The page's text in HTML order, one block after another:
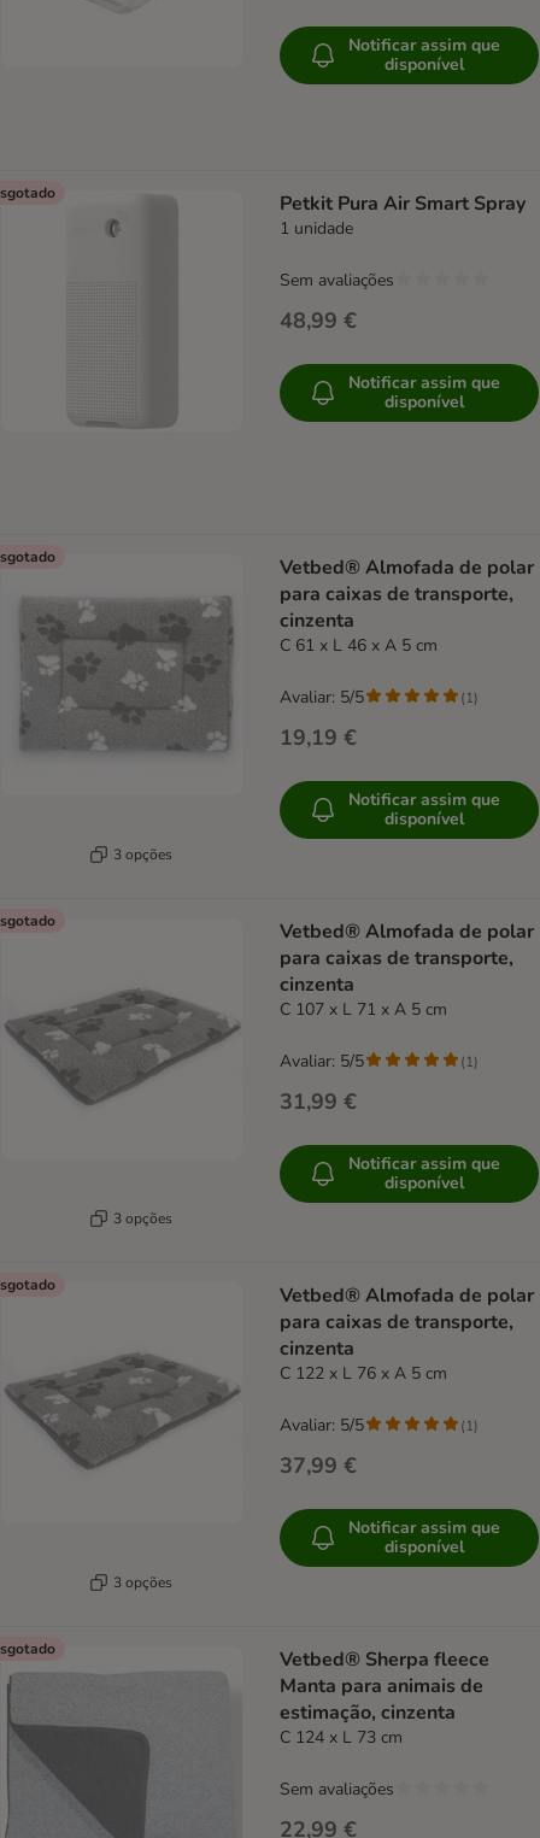
Notificar assim que
disponível
Petkit Pura Air Smart Spray
1 unidade
48,99 €
Sem avaliações
Notificar assim que
disponível
3 opções
Vetbed® Almofada de polar
para caixas de transporte,
cinzenta
C 61 x L 46 x A 5 cm
19,19 €
Avaliar: 5/5 (1)
Notificar assim que
disponível
3 opções
Vetbed® Almofada de polar
para caixas de transporte,
cinzenta
C 107 x L 71 x A 5 cm
31,99 €
Avaliar: 5/5 (1)
Notificar assim que
disponível
3 opções
Vetbed® Almofada de polar
para caixas de transporte,
cinzenta
C 122 x L 76 x A 5 cm
37,99 €
Avaliar: 5/5 (1)
Notificar assim que
disponível
Vetbed® Sherpa fleece
Manta para animais de
estimação, cinzenta
C 124 x L 73 cm
22,99 €
Sem avaliações